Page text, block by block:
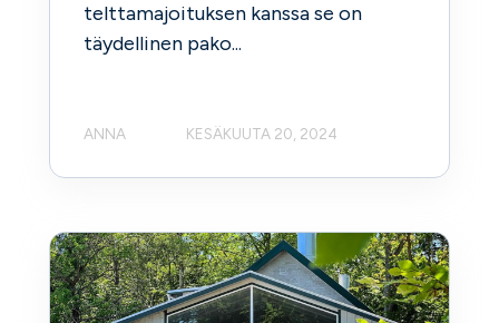
telttamajoituksen kanssa se on
täydellinen pako...
ANNA KESÄKUUTA 20, 2024